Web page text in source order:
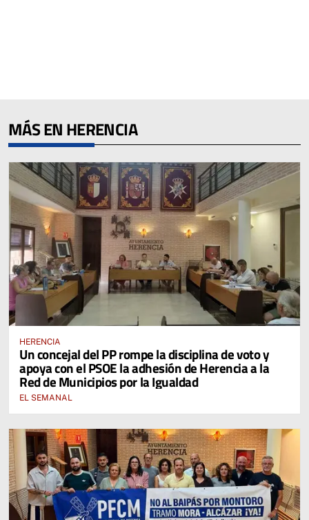
MÁS EN HERENCIA
HERENCIA
Un concejal del PP rompe la disciplina de voto y
apoya con el PSOE la adhesión de Herencia a la
Red de Municipios por la Igualdad
EL SEMANAL